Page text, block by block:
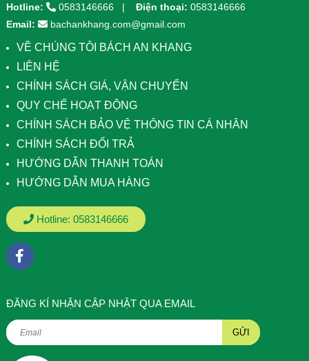
Hotline:
0583146666 Điện thoại: 0583146666
Email:
bachankhang.com@gmail.com
VỀ CHÚNG TÔI BÁCH AN KHANG
LIÊN HỆ
CHÍNH SÁCH GIÁ, VẬN CHUYỂN
QUY CHẾ HOẠT ĐỘNG
CHÍNH SÁCH BẢO VỆ THÔNG TIN CÁ NHÂN
CHÍNH SÁCH ĐỔI TRẢ
HƯỚNG DẪN THANH TOÁN
HƯỚNG DẪN MUA HÀNG
Hotline: 0583146666
ÐĂNG KÍ NHẬN CẬP NHẬT QUA EMAIL
GỬI